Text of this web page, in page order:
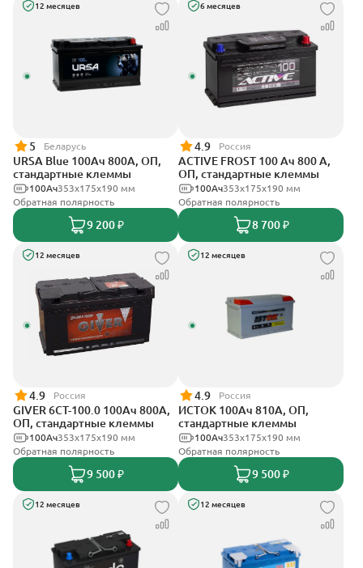
12 месяцев
5 Беларусь
URSA Blue 100Ач 800А, ОП,
стандартные клеммы
353х175х190 мм
100Ач
Обратная полярность
9 200 ₽
6 месяцев
4.9 Россия
ACTIVE FROST 100 Ач 800 А,
ОП, стандартные клеммы
353х175х190 мм
100Ач
Обратная полярность
8 700 ₽
12 месяцев
4.9 Россия
GIVER 6CT-100.0 100Ач 800А,
ОП, стандартные клеммы
353х175х190 мм
100Ач
Обратная полярность
9 500 ₽
12 месяцев
4.9 Россия
ИСТОК 100Ач 810А, ОП,
стандартные клеммы
353х175х190 мм
100Ач
Обратная полярность
9 500 ₽
12 месяцев 12 месяцев